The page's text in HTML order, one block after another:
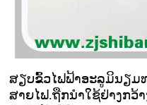
ສຽບຂົ້ວໄຟຟ້າອະລູມິນຽມ
ສາຍໄຟ.ຖືກນໍາໃຊ້ຢ່າງກວ້